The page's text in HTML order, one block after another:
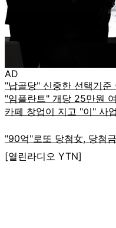
AD
[열린라디오 YTN]